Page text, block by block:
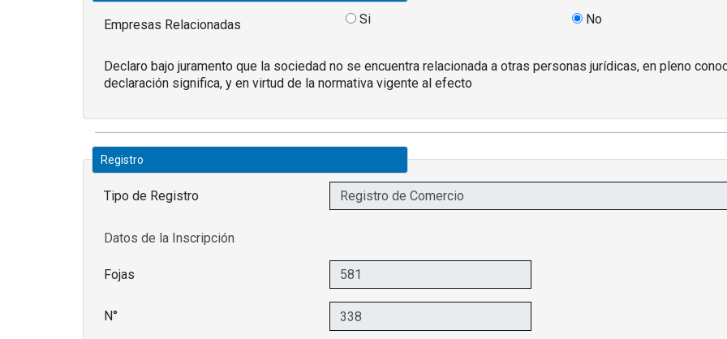
Empresas Relacionadas Si No
Declaro bajo juramento que la sociedad no se encuentra relacionada a otras personas jurídicas, en pleno
declaración significa, y en virtud de la normativa vigente al efecto
Registro
Tipo de Registro
Datos de la Inscripción
Fojas
N°